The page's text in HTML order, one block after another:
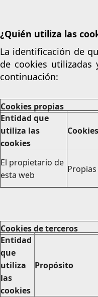
¿Quién utiliza las
La identificación de
de cookies utilizadas
continuación:
Cookies propias
Entidad que
utiliza las
cookies
Cookies
El propietario de
esta web
Propias
Cookies de terceros
Entidad
que
utiliza
las
cookies
Propósito